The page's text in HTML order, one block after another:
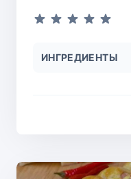
ИНГРЕДИЕНТЫ